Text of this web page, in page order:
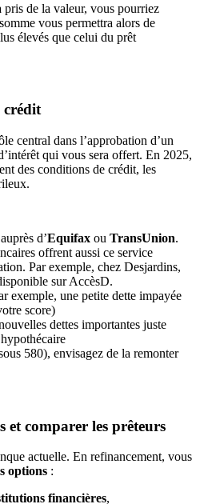
pris de la valeur, vous pourriez
vous permettra alors de
élevés que celui du prêt
crédit
central dans l’approbation d’un
qui vous sera offert. En 2025,
des conditions de crédit, les
d’Equifax ou TransUnion.
offrent aussi ce service
Par exemple, chez Desjardins,
sur AccèsD.
exemple, une petite dette impayée
score)
dettes importantes juste
580), envisagez de la remonter
et comparer les prêteurs
actuelle. En refinancement, vous
options :
financières,